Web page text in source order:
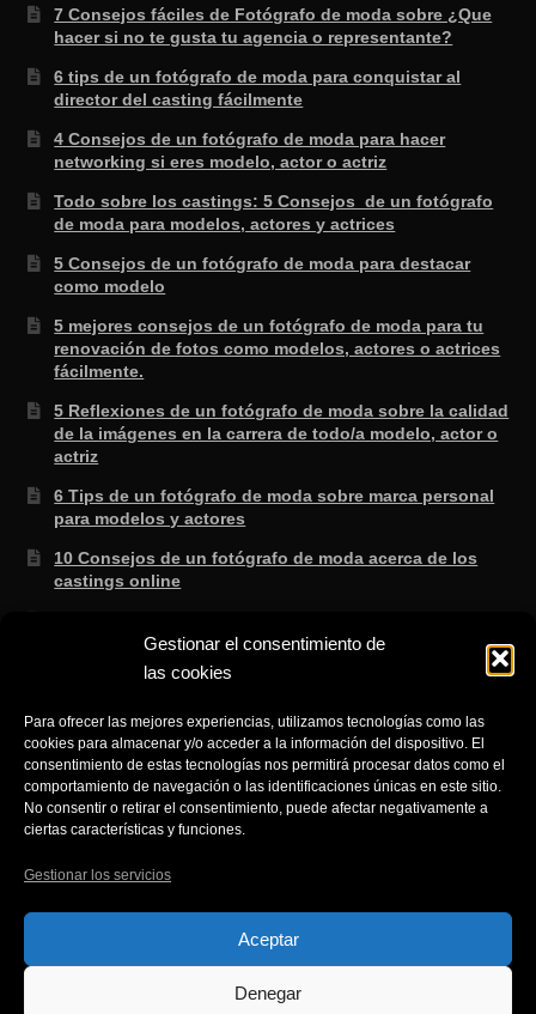
Gestionar el consentimiento de
las cookies
Para ofrecer las mejores experiencias, utilizamos tecnologías como las
cookies para almacenar y/o acceder a la información del dispositivo. El
consentimiento de estas tecnologías nos permitirá procesar datos como el
comportamiento de navegación o las identificaciones únicas en este sitio.
No consentir o retirar el consentimiento, puede afectar negativamente a
ciertas características y funciones.
Gestionar los servicios
Aceptar
Denegar
7 Consejos fáciles de Fotógrafo de moda sobre ¿Que
hacer si no te gusta tu agencia o representante?
6 tips de un fotógrafo de moda para conquistar al
director del casting fácilmente
4 Consejos de un fotógrafo de moda para hacer
networking si eres modelo, actor o actriz
Todo sobre los castings: 5 Consejos de un fotógrafo
de moda para modelos, actores y actrices
5 Consejos de un fotógrafo de moda para destacar
como modelo
5 mejores consejos de un fotógrafo de moda para tu
renovación de fotos como modelos, actores o actrices
fácilmente.
5 Reflexiones de un fotógrafo de moda sobre la calidad
de la imágenes en la carrera de todo/a modelo, actor o
actriz
6 Tips de un fotógrafo de moda sobre marca personal
para modelos y actores
10 Consejos de un fotógrafo de moda acerca de los
castings online
enseñan en la escuela.
8 consejos de un fotógrafo de moda para saber si lo
3 Trucos de un fotógrafo de moda para aprender a
gestionar el NO fácilmente cuando eres modelo.
© Fotografía de producto moda retrato y Publicidad en
Alicante 2026
Creado con Storefront